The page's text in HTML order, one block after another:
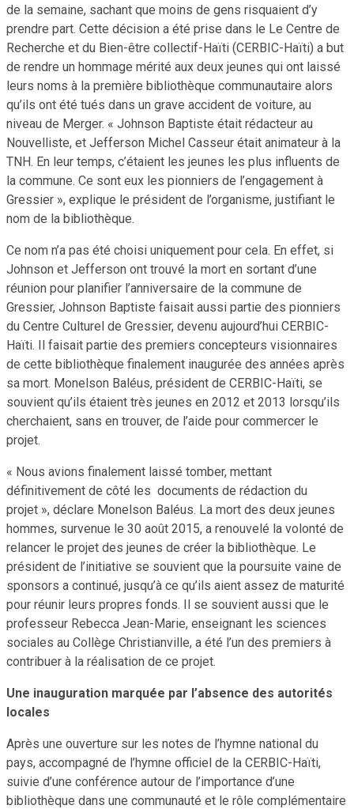
de la semaine, sachant que moins de gens risquaient d’y
prendre part. Cette décision a été prise dans le Le Centre de
Recherche et du Bien-être collectif-Haïti (CERBIC-Haïti) a but
de rendre un hommage mérité aux deux jeunes qui ont laissé
leurs noms à la première bibliothèque communautaire alors
qu’ils ont été tués dans un grave accident de voiture, au
niveau de Merger. « Johnson Baptiste était rédacteur au
Nouvelliste, et Jefferson Michel Casseur était animateur à la
TNH. En leur temps, c’étaient les jeunes les plus influents de
la commune. Ce sont eux les pionniers de l’engagement à
Gressier », explique le président de l’organisme, justifiant le
nom de la bibliothèque.
Ce nom n’a pas été choisi uniquement pour cela. En effet, si
Johnson et Jefferson ont trouvé la mort en sortant d’une
réunion pour planifier l’anniversaire de la commune de
Gressier, Johnson Baptiste faisait aussi partie des pionniers
du Centre Culturel de Gressier, devenu aujourd’hui CERBIC-
Haïti. Il faisait partie des premiers concepteurs visionnaires
de cette bibliothèque finalement inaugurée des années après
sa mort. Monelson Baléus, président de CERBIC-Haïti, se
souvient qu’ils étaient très jeunes en 2012 et 2013 lorsqu’ils
cherchaient, sans en trouver, de l’aide pour commercer le
projet.
« Nous avions finalement laissé tomber, mettant
définitivement de côté les documents de rédaction du
projet », déclare Monelson Baléus. La mort des deux jeunes
hommes, survenue le 30 août 2015, a renouvelé la volonté de
relancer le projet des jeunes de créer la bibliothèque. Le
président de l’initiative se souvient que la poursuite vaine de
sponsors a continué, jusqu’à ce qu’ils aient assez de maturité
pour réunir leurs propres fonds. Il se souvient aussi que le
professeur Rebecca Jean-Marie, enseignant les sciences
sociales au Collège Christianville, a été l’un des premiers à
contribuer à la réalisation de ce projet.
Une inauguration marquée par l’absence des autorités
locales
Après une ouverture sur les notes de l’hymne national du
pays, accompagné de l’hymne officiel de la CERBIC-Haïti,
suivie d’une conférence autour de l’importance d’une
bibliothèque dans une communauté et le rôle complémentaire